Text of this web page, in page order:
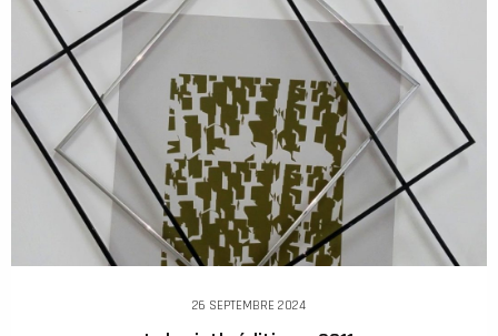
26 SEPTEMBRE 2024